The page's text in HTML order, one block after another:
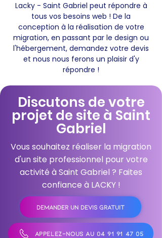
Lacky - Saint Gabriel peut répondre à
tous vos besoins web ! De la
conception à la réalisation de votre
migration, en passant par le design ou
l'hébergement, demandez votre devis
et nous nous ferons un plaisir d'y
répondre !
Discutons de votre
projet de site à Saint
Gabriel
Vous souhaitez réaliser la migration
d'un site professionnel pour votre
activité à Saint Gabriel ? Faites
confiance à LACKY !
DEMANDER UN DEVIS GRATUIT
APPELEZ-NOUS AU 04 91 91 47 05